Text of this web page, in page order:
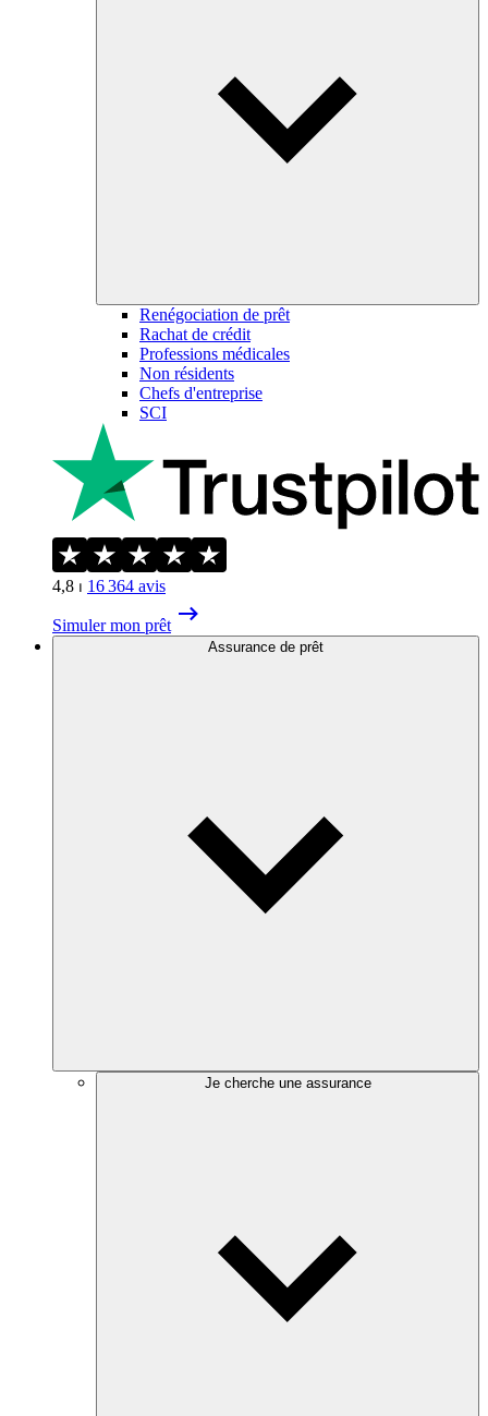
Renégociation de prêt
Rachat de crédit
Professions médicales
Non résidents
Chefs d'entreprise
SCI
4,8 ⏐ 16 364 avis
Simuler mon prêt
Assurance de prêt
Je cherche une assurance